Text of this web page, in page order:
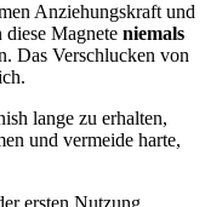
Anziehungskraft und
diese Magnete niemals
Das Verschlucken von
lange zu erhalten,
und vermeide harte,